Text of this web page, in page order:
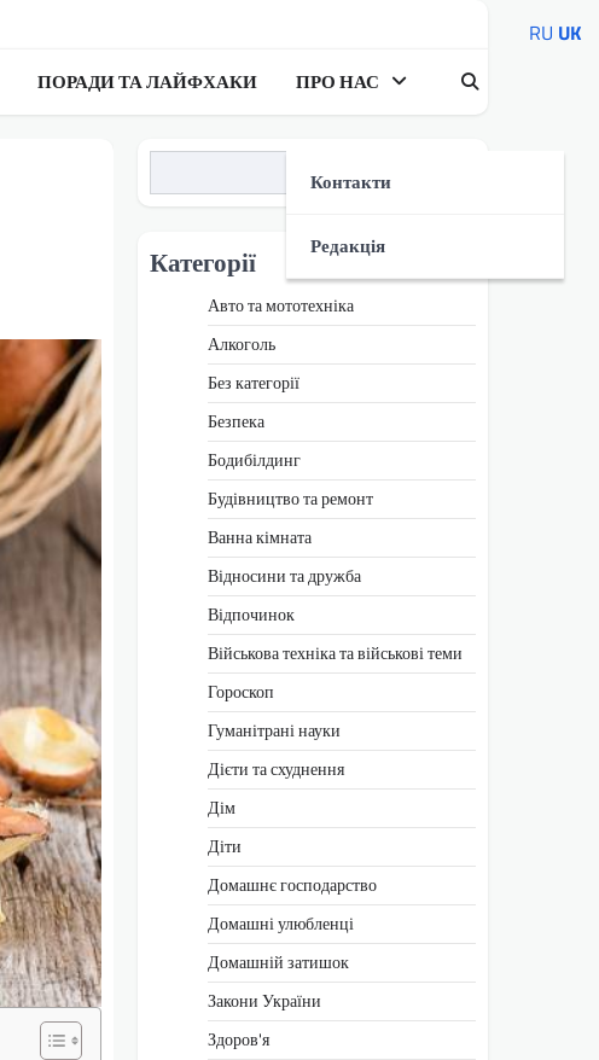
ПОРАДИ ТА ЛАЙФХАКИ ПРО НАС
Контакти
Редакція
Категорії
Авто та мототехніка
Алкоголь
Без категорії
Безпека
Бодибілдинг
Будівництво та ремонт
Ванна кімната
Відносини та дружба
Відпочинок
Військова техніка та військові теми
Гороскоп
Гуманітрані науки
Дієти та схуднення
Дім
Діти
Домашнє господарство
Домашні улюбленці
Домашній затишок
Закони України
Здоров'я
RU UK